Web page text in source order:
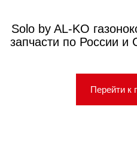
Solo by AL-KO
запчасти по России
Перейти к